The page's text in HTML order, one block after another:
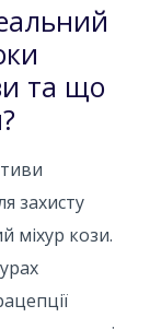
та що
захисту
міхур кози.